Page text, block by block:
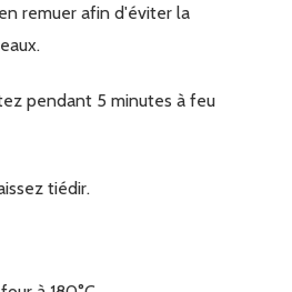
remuer afin d'éviter la
tiédir.